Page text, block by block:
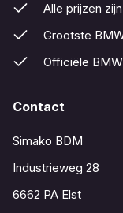
Alle prijzen
Grootste
Officiële
Contact
Simako BDM
Industrieweg 28
6662 PA Elst